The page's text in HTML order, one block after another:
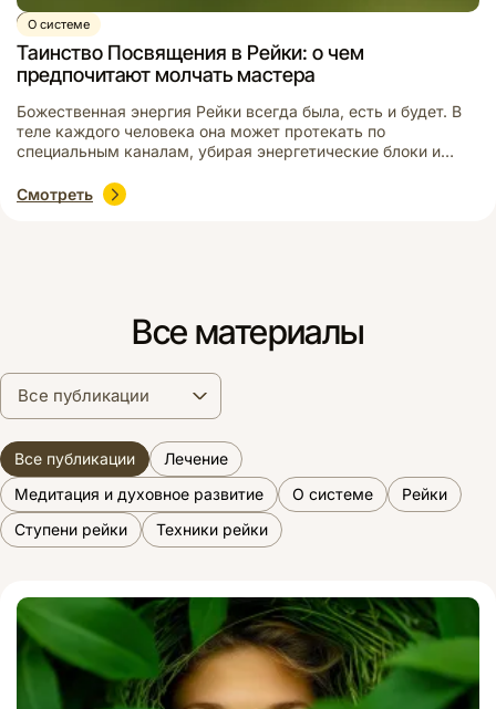
О системе
Видео
Таинство Посвящения в Рейки: о чем
предпочитают молчать мастера
Божественная энергия Рейки всегда была, есть и будет. В
теле каждого человека она может протекать по
специальным каналам, убирая энергетические блоки и
эмоции, улучшая самочувствие. Как быстро открыть Рейки
этот путь? Только Посвящением у учителя! Сегодня
Смотреть
Все материалы
Все публикации
Лечение
Медитация и духовное развитие
О системе
Рейки
Ступени рейки
Техники рейки
Все публикации